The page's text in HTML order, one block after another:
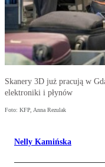
Skanery 3D już pracują w
elektroniki i płynów
Foto: KFP, Anna Rezulak
Nelly Kamińska